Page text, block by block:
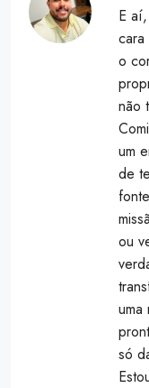
E
o
não
um
de
ou
uma
só